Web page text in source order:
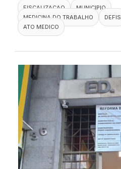
FISCALIZACAO
MUNICIPIO
MEDICINA DO TRABALHO
DEFIS
ATO MEDICO